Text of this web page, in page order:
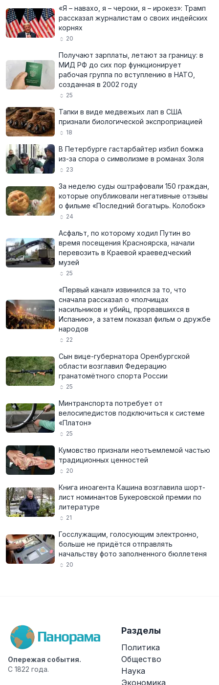
«Я – навахо, я – чероки, я – ирокез»: Трамп
рассказал журналистам о своих индейских
корнях
20
Получают зарплаты, летают за границу: в
МИД РФ до сих пор функционирует
рабочая группа по вступлению в НАТО,
созданная в 2002 году
25
Тапки в виде медвежьих лап в США
признали биологической экспроприацией
18
В Петербурге гастарбайтер избил бомжа
из-за спора о символизме в романах Золя
23
За неделю суды оштрафовали 150 граждан,
которые опубликовали негативные отзывы
о фильме «Последний богатырь. Колобок»
24
Асфальт, по которому ходил Путин во
время посещения Красноярска, начали
перевозить в Краевой краеведческий
музей
25
«Первый канал» извинился за то, что
сначала рассказал о «полчищах
насильников и убийц, прорвавшихся в
Испанию», а затем показал фильм о дружбе
народов
22
Сын вице-губернатора Оренбургской
области возглавил Федерацию
гранатомётного спорта России
25
Минтранспорта потребует от
велосипедистов подключиться к системе
«Платон»
25
Кумовство признали неотъемлемой частью
традиционных ценностей
20
Книга иноагента Кашина возглавила шорт-
лист номинантов Букеровской премии по
литературе
21
Госслужащим, голосующим электронно,
больше не придётся отправлять
начальству фото заполненного бюллетеня
20
Опережая события.
С 1822 года.
Разделы
Политика
Общество
Наука
Экономика